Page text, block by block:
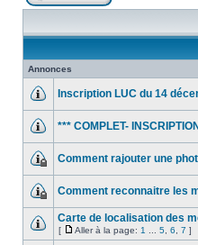
Annonces
Inscription LUC du 14
*** COMPLET-
Comment rajouter une
Comment reconnaitre les
Carte de localisation des
[ Aller à la page: 1 5 6 7 ]